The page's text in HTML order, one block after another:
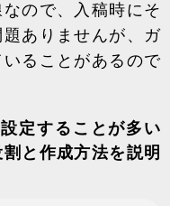
ので、入稿時にそ
ありませんが、ガ
ることがあるので
定することが多い
と作成方法を説明